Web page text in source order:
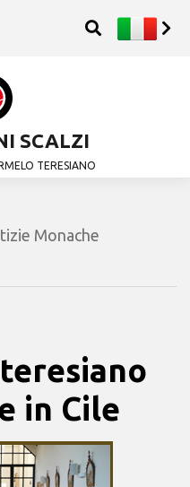
SCALZI
TERESIANO
Monache
in Cile